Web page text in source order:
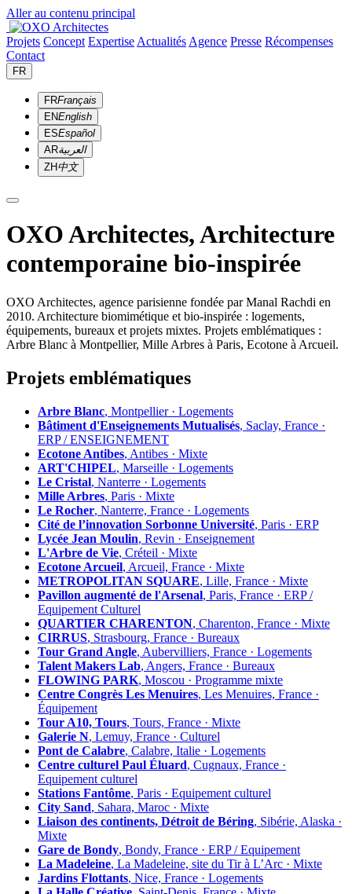
Aller au contenu principal
Projets Concept Expertise Actualités Agence Presse Récompenses
Contact
FR
FRFrançais
ENEnglish
ESEspañol
ARالعربية
ZH中文
OXO Architectes, Architecture
contemporaine bio-inspirée
OXO Architectes, agence parisienne fondée par Manal Rachdi en
2010. Architecture biomimétique et bio-inspirée : logements,
équipements, bureaux et projets mixtes. Projets emblématiques :
Arbre Blanc à Montpellier, Mille Arbres à Paris, Ecotone à Arcueil.
Projets emblématiques
Arbre Blanc, Montpellier · Logements
Bâtiment d'Enseignements Mutualisés, Saclay, France ·
ERP / ENSEIGNEMENT
Ecotone Antibes, Antibes · Mixte
ART'CHIPEL, Marseille · Logements
Le Cristal, Nanterre · Logements
Mille Arbres, Paris · Mixte
Le Rocher, Nanterre, France · Logements
Cité de l’innovation Sorbonne Université, Paris · ERP
Lycée Jean Moulin, Revin · Enseignement
L'Arbre de Vie, Créteil · Mixte
Ecotone Arcueil, Arcueil, France · Mixte
METROPOLITAN SQUARE, Lille, France · Mixte
Pavillon augmenté de l'Arsenal, Paris, France · ERP /
Equipement Culturel
QUARTIER CHARENTON, Charenton, France · Mixte
CIRRUS, Strasbourg, France · Bureaux
Tour Grand Angle, Aubervilliers, France · Logements
Talent Makers Lab, Angers, France · Bureaux
FLOWING PARK, Moscou · Programme mixte
Centre Congrès Les Menuires, Les Menuires, France ·
Équipement
Tour A10, Tours, Tours, France · Mixte
Galerie N, Lemuy, France · Culturel
Pont de Calabre, Calabre, Italie · Logements
Centre culturel Paul Éluard, Cugnaux, France ·
Equipement culturel
Stations Fantôme, Paris · Equipement culturel
City Sand, Sahara, Maroc · Mixte
Liaison des continents, Détroit de Béring, Sibérie, Alaska ·
Mixte
Gare de Bondy, Bondy, France · ERP / Equipement
La Madeleine, La Madeleine, site du Tir à L’Arc · Mixte
Jardins Flottants, Nice, France · Logements